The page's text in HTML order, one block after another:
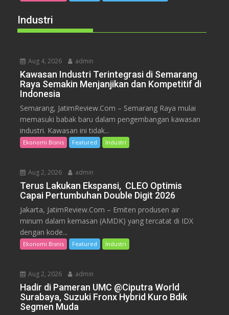
Industri
Aug 4, 2026 admin
Kawasan Industri Terintegrasi di Semarang
Raya Semakin Menjanjikan dan Kompetitif di
Indonesia
Semarang, JatimReview.Com – Semarang Raya mulai
memasuki babak baru dalam pengembangan kawasan
industri. Kawasan ini tidak...
Ekonomi Bisnis Featured Industri
Aug 2, 2026 admin
Terus Lakukan Ekspansi, CLEO Optimis
Capai Pertumbuhan Double Digit 2026
Jakarta, JatimReview.Com – Emiten produsen air
minum dalam kemasan (AMDK) yang tercatat di IDX
dengan kode...
Ekonomi Bisnis Featured Industri
Aug 2, 2026 admin
Hadir di Pameran UMC @Ciputra World
Surabaya, Suzuki Fronx Hybrid Kuro Bdik
Segmen Muda